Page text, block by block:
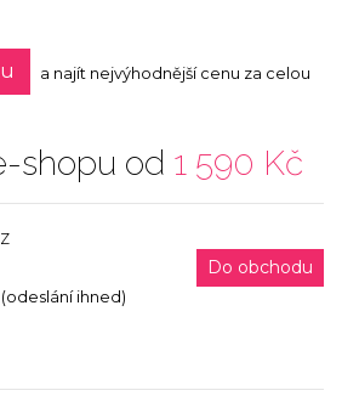
a najít nejvýhodnější cenu za celou
shopu od 1 590 Kč
(odeslání ihned)
Do obchodu